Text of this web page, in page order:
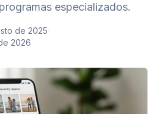
especializados.
de 2025·
2026